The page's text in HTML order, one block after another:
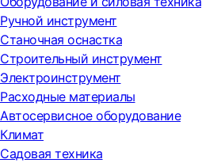
Ручной инструмент
Станочная оснастка
Строительный инструмент
Электроинструмент
Расходные материалы
Автосервисное оборудование
Климат
Садовая техника